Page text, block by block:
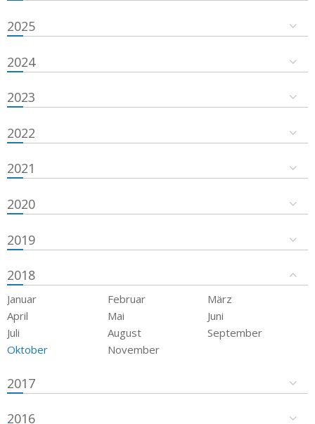
2025
2024
2023
2022
2021
2020
2019
2018
Januar Februar
März
April
Mai
Juni
Juli
August
September
Oktober
November
2017
2016